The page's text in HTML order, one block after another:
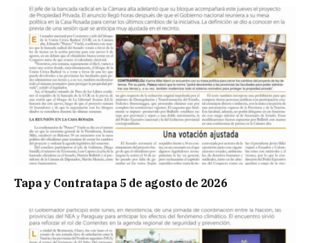
Tapa y Contratapa 5 de agosto de 2026